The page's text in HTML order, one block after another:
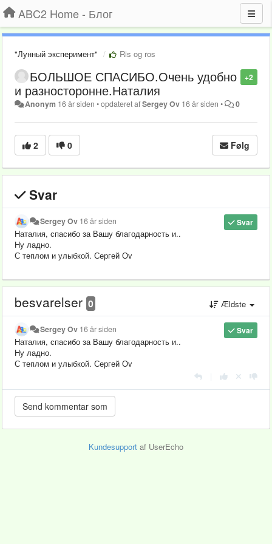
ABC2 Home - Блог
"Лунный эксперимент" Ris og ros
+2
БОЛЬШОЕ СПАСИБО.Очень удобно
и разносторонне.Наталия
Anonym 16 år siden •opdateret afSergey Ov 16 år siden • 0
2 0 Følg
Svar
Svar
Sergey Ov 16 år siden
Наталия, спасибо за Вашу благодарность и..
Ну ладно.
С теплом и улыбкой. Сергей Оv
besvarelser 0 Ældste
Svar
Sergey Ov 16 år siden
Наталия, спасибо за Вашу благодарность и..
Ну ладно.
С теплом и улыбкой. Сергей Оv
Kundesupport af UserEcho